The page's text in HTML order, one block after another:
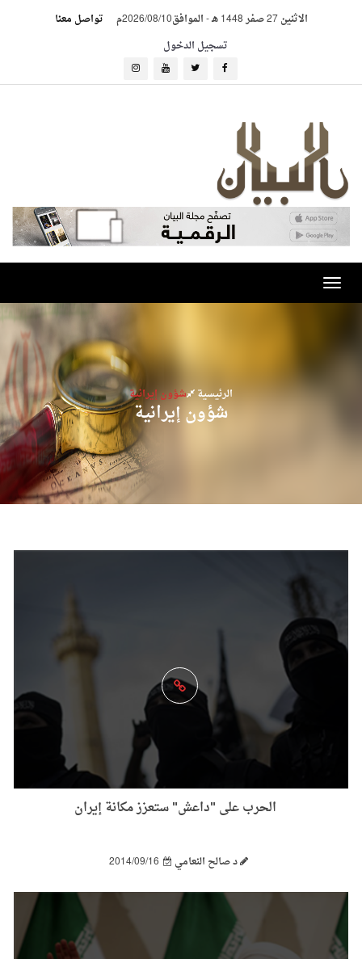
الاثنين 27 صفر 1448 هـ -الموافق2026/08/10م
تواصل معنا
تسجيل الدخول
Toggle
navigation
الرئيسية شؤون إيرانية
شؤون إيرانية
الحرب على "داعش" ستعزز مكانة إيران
د صالح النعامي 2014/09/16